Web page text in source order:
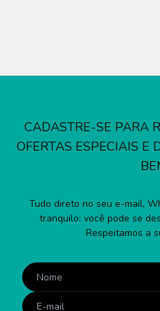
CADASTRE-SE PARA
OFERTAS ESPECIAIS E
Tudo direto no seu e-mail,
tranquilo: você pode se
Respeitamos a